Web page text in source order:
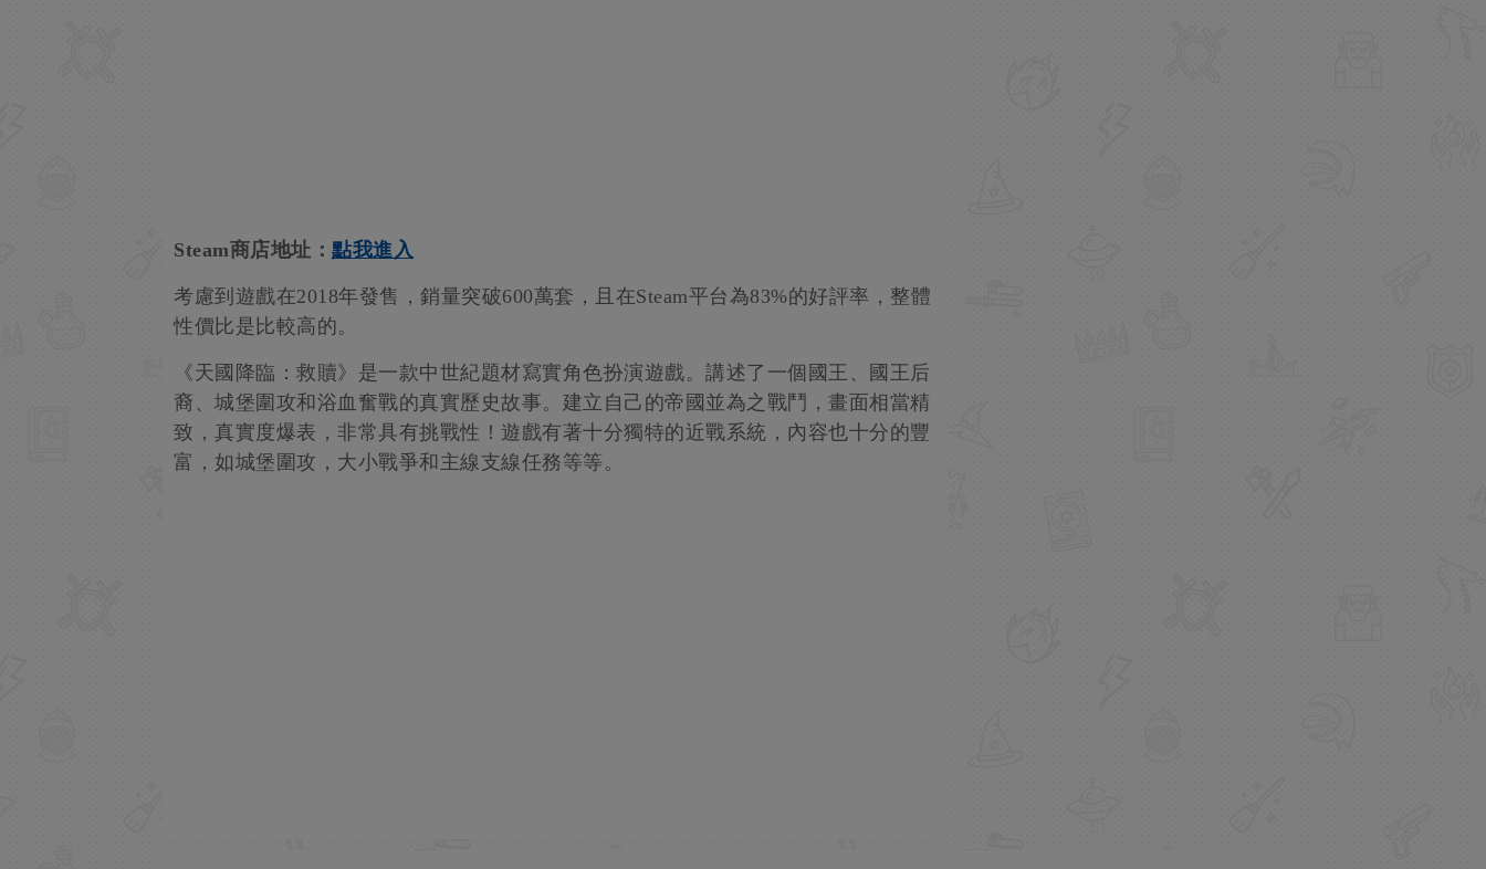
Steam商店地址： 點我進入
考慮到遊戲在2018年發售，銷量突破600萬套，且在Steam平台為83%的好評率，整體
性價比是比較高的。
《天國降臨：救贖》是一款中世紀題材寫實角色扮演遊戲。講述了一個國王、國王后
裔、城堡圍攻和浴血奮戰的真實歷史故事。建立自己的帝國並為之戰鬥，畫面相當精
致，真實度爆表，非常具有挑戰性！遊戲有著十分獨特的近戰系統，內容也十分的豐
富，如城堡圍攻，大小戰爭和主線支線任務等等。